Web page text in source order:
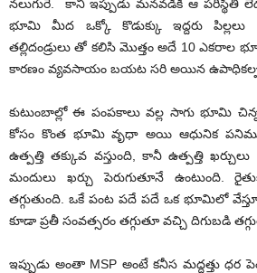
నలుగురే. కాని ఇప్పుడు మనవడికి ఆ పరిస్థితి
భూమి మీద ఒక్కో కొడుక్కు ఇద్దరు
తల్లిదండ్రులు తో కలిసి మొత్తం అదే 10
కారణం వ్యవసాయం బయట సరి అయిన
కుటుంబాల్లో ఈ పంపకాలు వల్ల సాగు భూమి
కోసం కొంత భూమి వృధా అయి ఆధునిక
ఉత్పత్తి తక్కువ వస్తుంది, కానీ ఉత్పత్తి
మందులు ఖర్చు పెరుగుతూనే ఉంటుంది.
తగ్గుతుంది. ఒకే పంట పదే పదే ఒక భూమిలో
కూడా ప్ర‌తీ సంవ‌త్స‌రం తగ్గుతూ వచ్చి దిగుబడి
ఇప్పుడు అంతా MSP అంటే కనీస మద్దత్తు ధర